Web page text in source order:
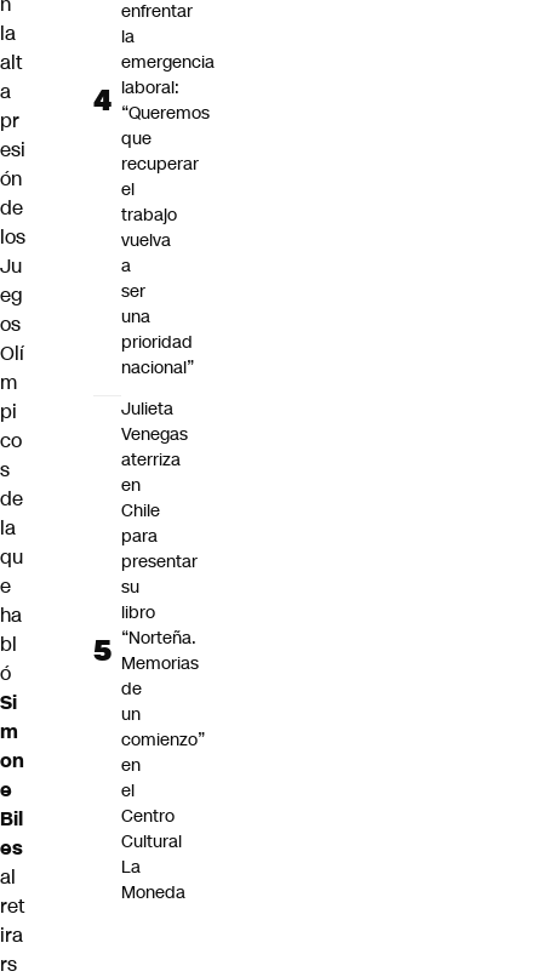
la
alt
a
pr
esi
ón
de
los
Ju
eg
os
Olí
m
pi
co
s
de
la
qu
e
ha
bl
ó
Si
m
on
e
Bil
es
al
ret
ira
rs
enfrentar
la
emergencia
laboral:
“Queremos
que
recuperar
el
trabajo
vuelva
a
ser
una
prioridad
nacional”
Julieta
Venegas
aterriza
en
Chile
para
presentar
su
libro
“Norteña.
Memorias
de
un
comienzo”
en
el
Centro
Cultural
La
Moneda